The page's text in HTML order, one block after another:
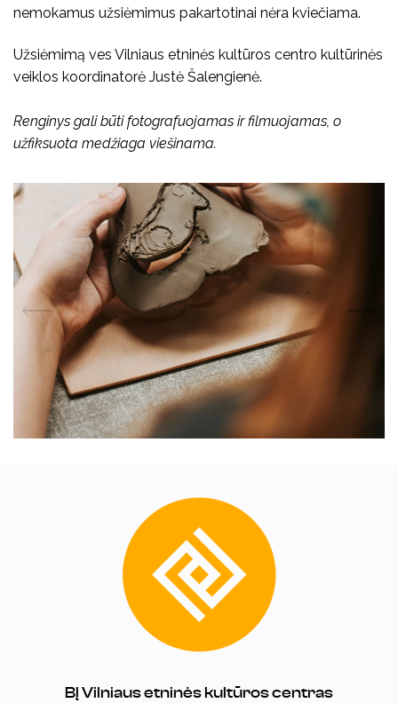
nemokamus užsiėmimus pakartotinai nėra kviečiama.
Užsiėmimą ves Vilniaus etninės kultūros centro kultūrinės
veiklos koordinatorė Justė Šalengienė.
Renginys gali būti fotografuojamas ir filmuojamas, o
užfiksuota medžiaga viešinama.
BĮ Vilniaus etninės kultūros centras